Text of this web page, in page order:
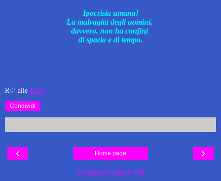
Ipocrisia umana!
La malvagità degli uomini,
davvero, non ha confini
di spazio e di tempo.
R♡ alle 12:05
Condividi
‹ ›
Home page
Visualizza versione web